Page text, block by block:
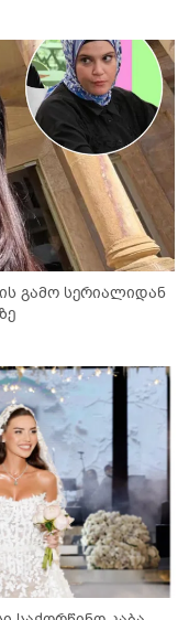
გამო სერიალიდან